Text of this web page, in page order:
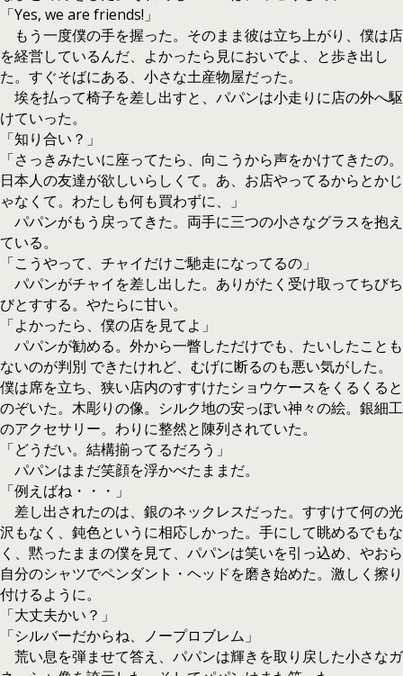
「Yes, we are friends!」
もう一度僕の手を握った。そのまま彼は立ち上がり、僕は店
を経営しているんだ、よかったら見においでよ、と歩き出し
た。すぐそばにある、小さな土産物屋だった。
埃を払って椅子を差し出すと、パパンは小走りに店の外へ駆
けていった。
「知り合い？」
「さっきみたいに座ってたら、向こうから声をかけてきたの。
日本人の友達が欲しいらしくて。あ、お店やってるからとかじ
ゃなくて。わたしも何も買わずに、」
パパンがもう戻ってきた。両手に三つの小さなグラスを抱え
ている。
「こうやって、チャイだけご馳走になってるの」
パパンがチャイを差し出した。ありがたく受け取ってちびち
びとすする。やたらに甘い。
「よかったら、僕の店を見てよ」
パパンが勧める。外から一瞥しただけでも、たいしたことも
ないのが判別 できたけれど、むげに断るのも悪い気がした。
僕は席を立ち、狭い店内のすすけたショウケースをくるくると
のぞいた。木彫りの像。シルク地の安っぽい神々の絵。銀細工
のアクセサリー。わりに整然と陳列されていた。
「どうだい。結構揃ってるだろう」
パパンはまだ笑顔を浮かべたままだ。
「例えばね・・・」
差し出されたのは、銀のネックレスだった。すすけて何の光
沢もなく、鈍色というに相応しかった。手にして眺めるでもな
く、黙ったままの僕を見て、パパンは笑いを引っ込め、やおら
自分のシャツでペンダント・ヘッドを磨き始めた。激しく擦り
付けるように。
「大丈夫かい？」
「シルバーだからね、ノープロブレム」
荒い息を弾ませて答え、パパンは輝きを取り戻した小さなガ